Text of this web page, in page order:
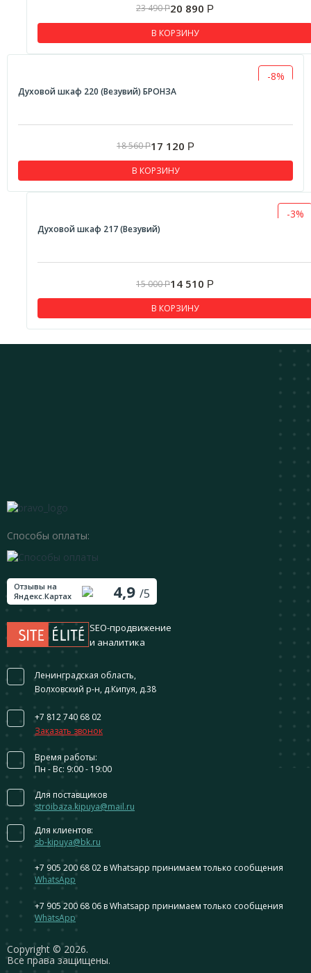
23 490Р20 890 Р
В КОРЗИНУ
-8%
Духовой шкаф 220 (Везувий) БРОНЗА
18 560Р17 120 Р
В КОРЗИНУ
-3%
Духовой шкаф 217 (Везувий)
15 000Р14 510 Р
В КОРЗИНУ
Сopyright © 2026.
Все права защищены.
Способы оплаты:
Отзывы на
Яндекс.Картах
4,9 /5
SEO-продвижение
и аналитика
Ленинградская область,
Волховский р-н, д.Кипуя, д.38
+7 812 740 68 02
Заказать звонок
Время работы:
Пн - Вс: 9:00 - 19:00
Для поставщиков
stroibaza.kipuya@mail.ru
Для клиентов:
sb-kipuya@bk.ru
+7 905 200 68 02 в Whatsapp принимаем только сообщения
WhatsApp
+7 905 200 68 06 в Whatsapp принимаем только сообщения
WhatsApp